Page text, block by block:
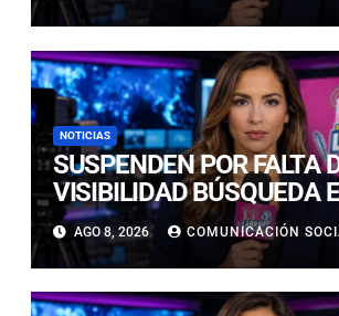
NOTICIAS
SUSPENDEN POR FALTA
VISIBILIDAD BÚSQUEDA
CALDERILLA:
RETOMARÁ ESTE
AGO 8, 2026 COMUNICACIÓN